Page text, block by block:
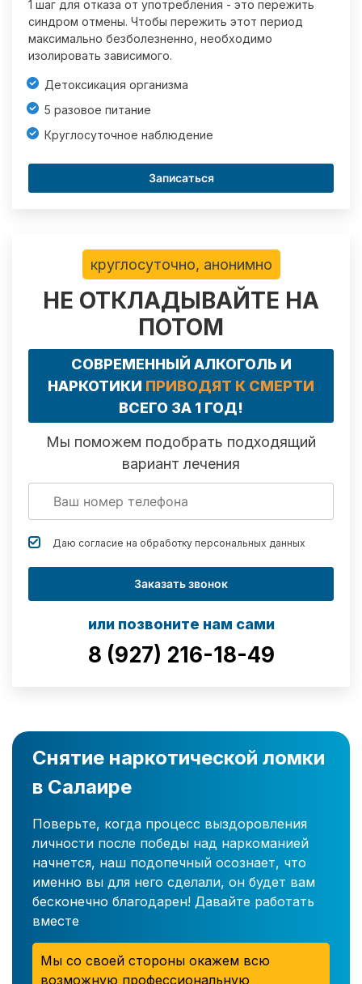
1 шаг для отказа от употребления - это пережить
синдром отмены. Чтобы пережить этот период
максимально безболезненно, необходимо
изолировать зависимого.
Детоксикация организма
5 разовое питание
Круглосуточное наблюдение
Записаться
круглосуточно, анонимно
НЕ ОТКЛАДЫВАЙТЕ НА
ПОТОМ
СОВРЕМЕННЫЙ АЛКОГОЛЬ И
НАРКОТИКИ ПРИВОДЯТ К СМЕРТИ
ВСЕГО ЗА 1 ГОД!
Мы поможем подобрать подходящий
вариант лечения
Даю согласие на обработку персональных данных
Заказать звонок
или позвоните нам сами
8 (927) 216-18-49
Снятие наркотической ломки
в Салаире
Поверьте, когда процесс выздоровления
личности после победы над наркоманией
начнется, наш подопечный осознает, что
именно вы для него сделали, он будет вам
бесконечно благодарен! Давайте работать
вместе
Мы со своей стороны окажем всю
возможную профессиональную